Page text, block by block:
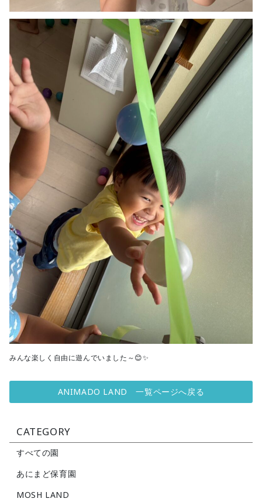
みんな楽しく自由に遊んでいました～😊✨
ANIMADO LAND 一覧ページへ戻る
CATEGORY
すべての園
あにまど保育園
MOSH LAND